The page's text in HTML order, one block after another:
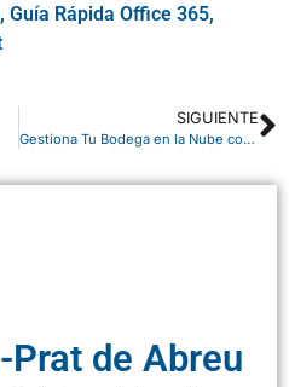
, Guía Rápida Office 365,
SIGUIENTE
Gestiona Tu Bodega en la Nube con ABD Vinotec
de Abreu